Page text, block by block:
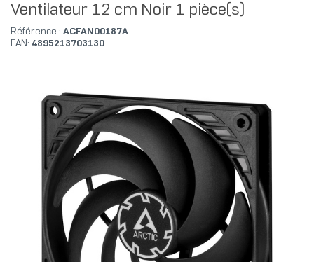
Ventilateur 12 cm Noir 1 pièce(s)
Référence : ACFAN00187A
EAN: 4895213703130